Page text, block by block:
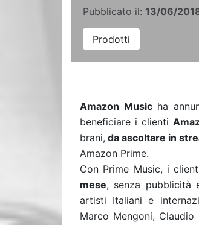
Pubblicato il: 13/06/
Prodotti
Amazon Musicha
beneficiare i clienti
brani, da ascoltare in
Amazon Prime.
Con Prime Music, i
mese, senza pubblicità
artisti Italiani e
Marco Mengoni,